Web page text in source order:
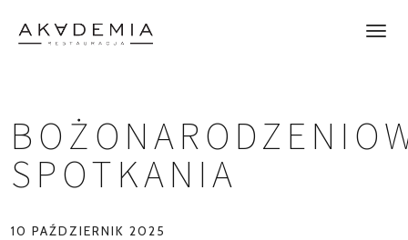
SPOTKANIA
10 PAŹDZIERNIK 2025